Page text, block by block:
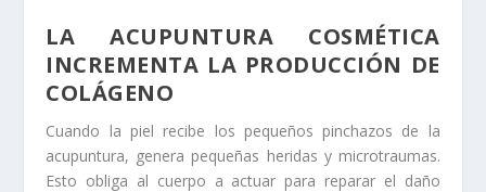
LA ACUPUNTURA COSMÉTICA
INCREMENTA LA PRODUCCIÓN DE
COLÁGENO
Cuando la piel recibe los pequeños pinchazos de la
acupuntura, genera pequeñas heridas y microtraumas.
Esto obliga al cuerpo a actuar para reparar el daño